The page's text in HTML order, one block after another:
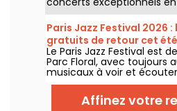
expérience musicale
l'espoir, l'unité et la
chants authentiques de
Américaine.
Paris Jazz Festival 2026
gratuits de retour cet été
programme
Le Paris Jazz Festival est
Parc Floral, avec toujours
musicaux à voir et
bucolique. Voici le
gratuits à découvrir du 24
septembre 2026 !
Affinez votre